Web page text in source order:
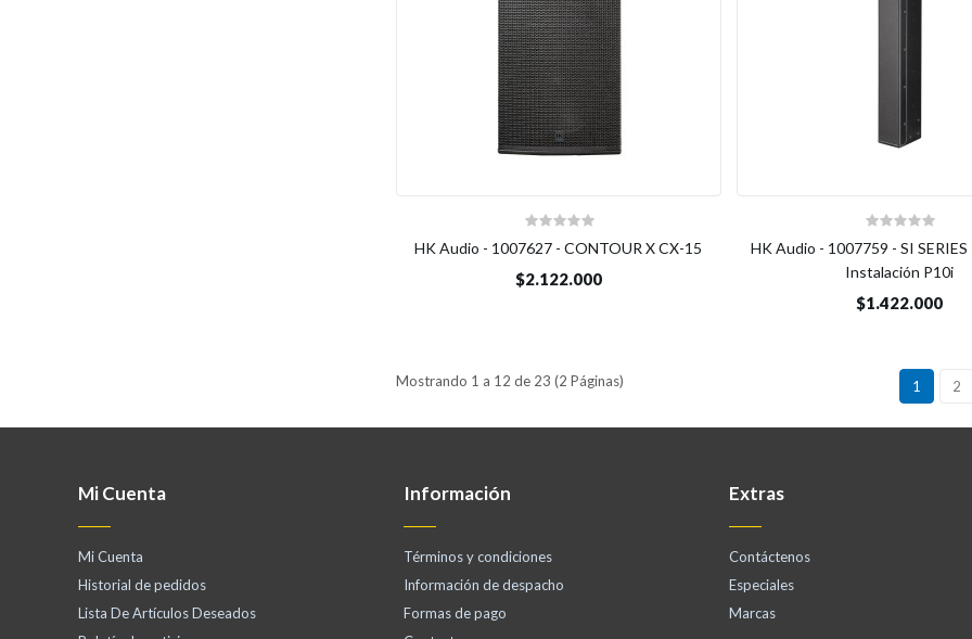
HK Audio - 1007627 - CONTOUR X CX-15
$2.122.000
HK Audio - 1007759 - SI
Instalación P10i
$1.422.000
1 2
Mostrando 1 a 12 de 23 (2 Páginas)
Mi Cuenta
Mi Cuenta
Historial de pedidos
Lista De Artículos Deseados
Información
Términos y condiciones
Información de despacho
Formas de pago
Extras
Contáctenos
Especiales
Marcas